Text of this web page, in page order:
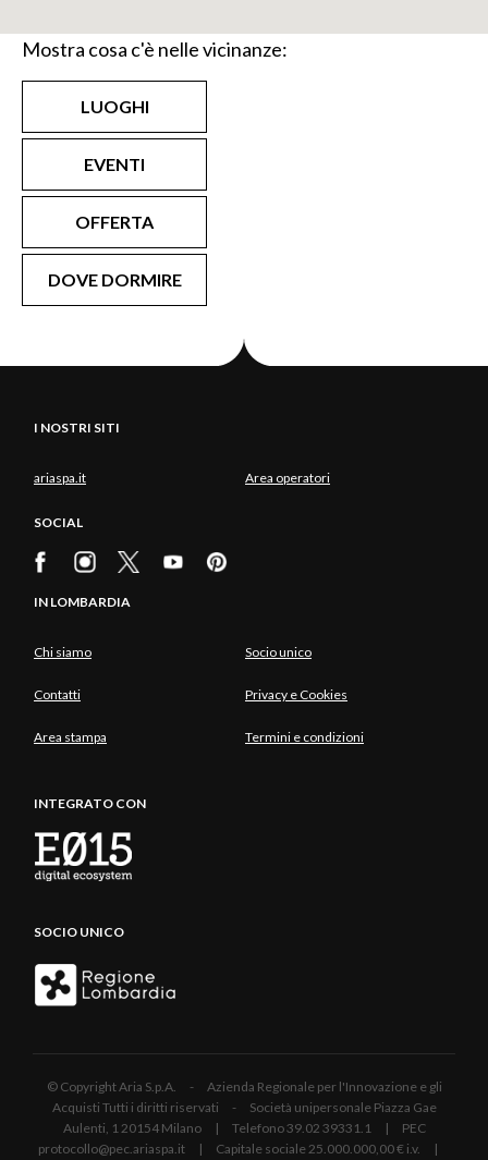
Mostra cosa c'è nelle vicinanze:
LUOGHI
EVENTI
OFFERTA
DOVE DORMIRE
I NOSTRI SITI
ariaspa.it Area operatori
SOCIAL
IN LOMBARDIA
Chi siamo Socio unico
Contatti Privacy e Cookies
Area stampa Termini e condizioni
INTEGRATO CON
SOCIO UNICO
© Copyright Aria S.p.A. - Azienda Regionale per l'Innovazione e gli
Acquisti Tutti i diritti riservati - Società unipersonale Piazza Gae
Aulenti, 1 20154 Milano | Telefono 39.02 39331.1 | PEC
protocollo@pec.ariaspa.it | Capitale sociale 25.000.000,00 € i.v. |